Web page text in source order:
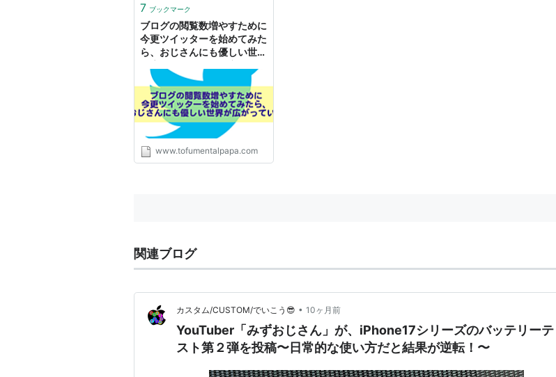
7 ブックマーク
ブログの閲覧数増やすために
今更ツイッターを始めてみた
ら、おじさんにも優しい世界
ル父ちゃんの育児&海水アク
アリウム奮闘記！
www.tofumentalpapa.com
関連ブログ
カスタム/CUSTOM/でいこう😎 • 10ヶ月前
YouTuber「みずおじさん」が、iPhone17シリーズのバッテリーテ
スト第２弾を投稿〜日常的な使い方だと結果が逆転！〜